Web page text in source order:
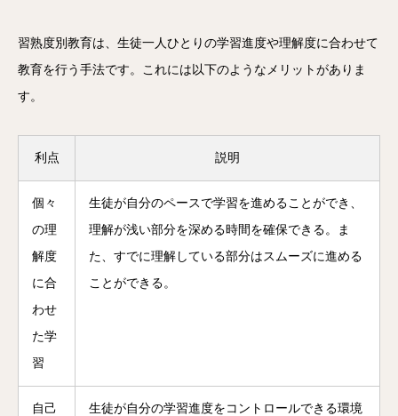
習熟度別教育は、生徒一人ひとりの学習進度や理解度に合わせて
教育を行う手法です。これには以下のようなメリットがありま
す。
利点 説明
個々
の理
解度
に合
わせ
た学
習
生徒が自分のペースで学習を進めることができ、
理解が浅い部分を深める時間を確保できる。ま
た、すでに理解している部分はスムーズに進める
ことができる。
自己
生徒が自分の学習進度をコントロールできる環境